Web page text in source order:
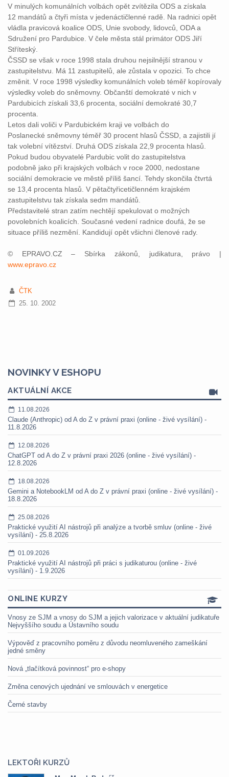
V minulých komunálních volbách opět zvítězila ODS a získala
12 mandátů a čtyři místa v jedenáctičlenné radě. Na radnici opět
vládla pravicová koalice ODS, Unie svobody, lidovců, ODA a
Sdružení pro Pardubice. V čele města stál primátor ODS Jiří
Stříteský.
ČSSD se však v roce 1998 stala druhou nejsilnější stranou v
zastupitelstvu. Má 11 zastupitelů, ale zůstala v opozici. To chce
změnit. V roce 1998 výsledky komunálních voleb téměř kopírovaly
výsledky voleb do sněmovny. Občanští demokraté v nich v
Pardubicích získali 33,6 procenta, sociální demokraté 30,7
procenta.
Letos dali voliči v Pardubickém kraji ve volbách do
Poslanecké sněmovny téměř 30 procent hlasů ČSSD, a zajistili jí
tak volební vítězství. Druhá ODS získala 22,9 procenta hlasů.
Pokud budou obyvatelé Pardubic volit do zastupitelstva
podobně jako při krajských volbách v roce 2000, nedostane
sociální demokracie ve městě příliš šancí. Tehdy skončila čtvrtá
se 13,4 procenta hlasů. V pětačtyřicetičlenném krajském
zastupitelstvu tak získala sedm mandátů.
Představitelé stran zatím nechtějí spekulovat o možných
povolebních koalicích. Současné vedení radnice doufá, že se
situace příliš nezmění. Kandidují opět všichni členové rady.
© EPRAVO.CZ – Sbírka zákonů, judikatura, právo |
www.epravo.cz
ČTK
25. 10. 2002
NOVINKY V ESHOPU
AKTUÁLNÍ AKCE
11.08.2026
Claude (Anthropic) od A do Z v právní praxi (online - živé vysílání) -
11.8.2026
12.08.2026
ChatGPT od A do Z v právní praxi 2026 (online - živé vysílání) -
12.8.2026
18.08.2026
Gemini a NotebookLM od A do Z v právní praxi (online - živé vysílání) -
18.8.2026
25.08.2026
Praktické využití AI nástrojů při analýze a tvorbě smluv (online - živé
vysílání) - 25.8.2026
01.09.2026
Praktické využití AI nástrojů při práci s judikaturou (online - živé
vysílání) - 1.9.2026
ONLINE KURZY
Vnosy ze SJM a vnosy do SJM a jejich valorizace v aktuální judikatuře
Nejvyššího soudu a Ústavního soudu
Výpověď z pracovního poměru z důvodu neomluveného zameškání
jedné směny
Nová „tlačítková povinnost“ pro e-shopy
Změna cenových ujednání ve smlouvách v energetice
Černé stavby
LEKTOŘI KURZŮ